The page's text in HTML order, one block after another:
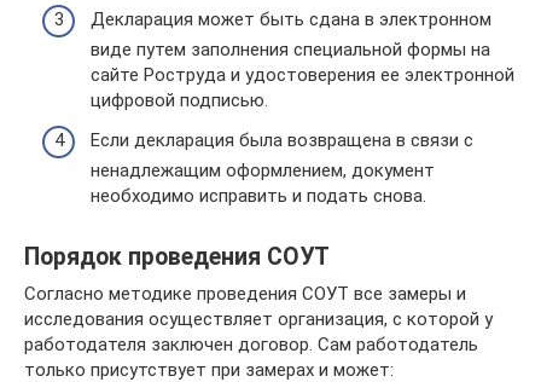
Декларация может быть сдана в электронном
виде путем заполнения специальной формы на
сайте Роструда и удостоверения ее электронной
цифровой подписью.
Если декларация была возвращена в связи с
ненадлежащим оформлением, документ
необходимо исправить и подать снова.
Порядок проведения СОУТ
Согласно методике проведения СОУТ все замеры и
исследования осуществляет организация, с которой у
работодателя заключен договор. Сам работодатель
только присутствует при замерах и может: